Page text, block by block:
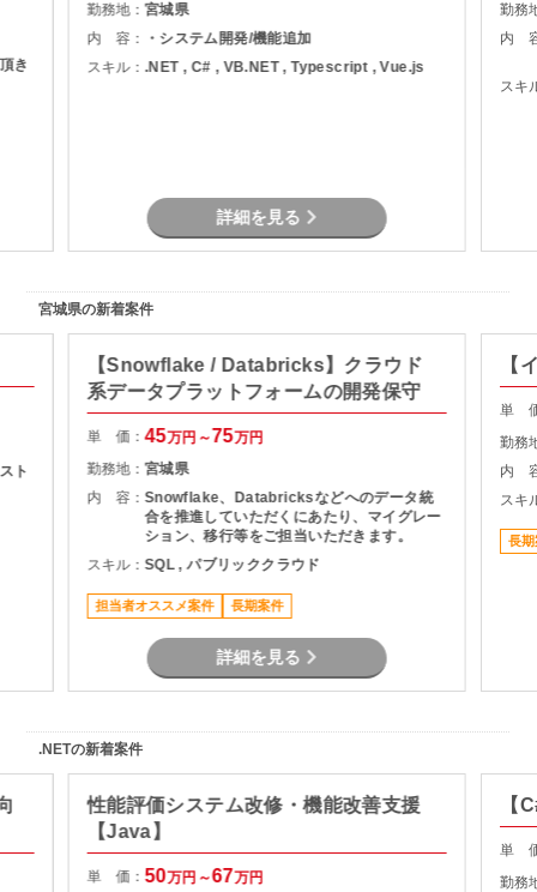
き
勤務地：宮城県
内 容：
・システム開発/機能追加
スキル： .NET , C# , VB.NET , Typescript , Vue.js
詳細を見る
勤務
内
スキ
宮城県の新着案件
ト
【Snowflake / Databricks】クラウド
系データプラットフォームの開発保守
単 価：45万円～75万円
勤務地：宮城県
内 容：Snowflake、Databricksなどへのデータ統
合を推進していただくにあたり、マイグレー
ション、移行等をご担当いただきます。
スキル：SQL , パブリッククラウド
担当者オススメ案件 長期案件
詳細を見る
【
単
勤務
内
スキ
長期
.NETの新着案件
性能評価システム改修・機能改善支援
【Java】
単 価：50万円～67万円
【
単
勤務